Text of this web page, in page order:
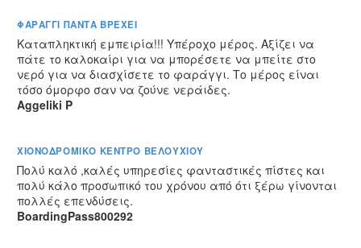
ΦΑΡΑΓΓΙ ΠΑΝΤΑ ΒΡΕΧΕΙ​
Καταπληκτική εμπειρία!!! Υπέροχο μέρος. Αξίζει να
πάτε το καλοκαίρι για να μπορέσετε να μπείτε στο
νερό για να διασχίσετε το φαράγγι. Το μέρος είναι
τόσο όμορφο σαν να ζούνε νεράιδες.
Aggeliki P
ΧΙΟΝΟΔΡΟΜΙΚΟ ΚΕΝΤΡΟ ΒΕΛΟΥΧΙΟΥ​
Πολύ καλό ,καλές υπηρεσίες φανταστικές πίστες και
πολύ κάλο προσωπικό του χρόνου από ότι ξέρω γίνονται
πολλές επενδύσεις.
BoardingPass800292